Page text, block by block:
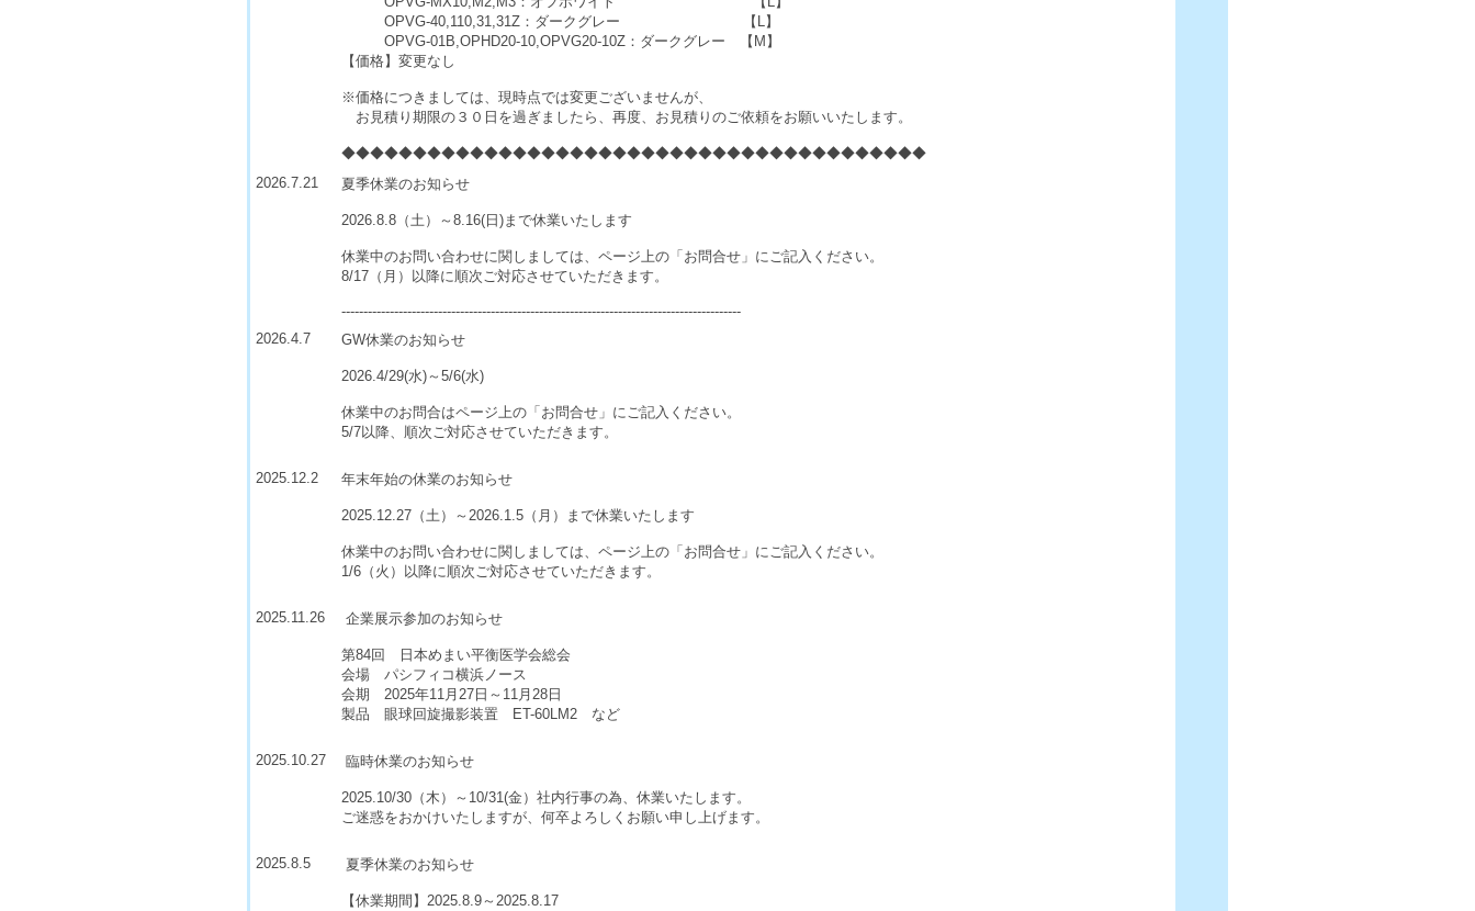
OPVG-40,110,31,31Z：ダークグレー 【L】
OPVG-01B,OPHD20-10,OPVG20-10Z：ダークグレー 【M】
【価格】変更なし
※価格につきましては、現時点では変更ございませんが、
お見積り期限の３０日を過ぎましたら、再度、お見積りのご依頼をお願いいたします。
◆◆◆◆◆◆◆◆◆◆◆◆◆◆◆◆◆◆◆◆◆◆◆◆◆◆◆◆◆◆◆◆◆◆◆◆◆◆◆◆◆
2026.7.21
夏季休業のお知らせ
2026.8.8（土）～8.16(日)まで休業いたします
休業中のお問い合わせに関しましては、ページ上の「お問合せ」にご記入ください。
8/17（月）以降に順次ご対応させていただきます。
-------------------------------------------------------------------------------------------
2026.4.7
GW休業のお知らせ
2026.4/29(水)～5/6(水)
休業中のお問合はページ上の「お問合せ」にご記入ください。
5/7以降、順次ご対応させていただきます。
2025.12.2 年末年始の休業のお知らせ
2025.12.27（土）～2026.1.5（月）まで休業いたします
休業中のお問い合わせに関しましては、ページ上の「お問合せ」にご記入ください。
1/6（火）以降に順次ご対応させていただきます。
2025.11.26 企業展示参加のお知らせ
第84回 日本めまい平衡医学会総会
会場 パシフィコ横浜ノース
会期 2025年11月27日～11月28日
製品 眼球回旋撮影装置 ET-60LM2 など
2025.10.27 臨時休業のお知らせ
2025.10/30（木）～10/31(金）社内行事の為、休業いたします。
ご迷惑をおかけいたしますが、何卒よろしくお願い申し上げます。
2025.8.5 夏季休業のお知らせ
【休業期間】2025.8.9～2025.8.17